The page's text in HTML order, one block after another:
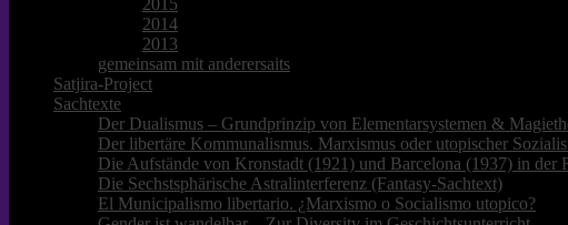
2015
2014
2013
gemeinsam mit anderersaits
Satjira-Project
Sachtexte
Der Dualismus – Grundprinzip von Elementarsystemen &
Der libertäre Kommunalismus. Marxismus oder utopischer
Die Aufstände von Kronstadt (1921) und Barcelona (1937) in
Die Sechstsphärische Astralinterferenz (Fantasy-Sachtext)
El Municipalismo libertario. ¿Marxismo o Socialismo utopico?